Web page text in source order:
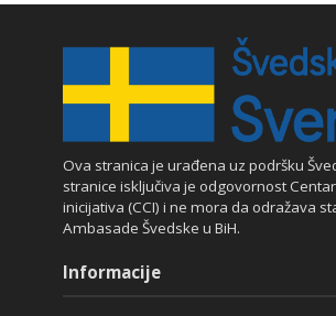
Ova stranica je urađena uz podršku
stranice isključiva je odgovornost
inicijativa (CCI) i ne mora da odražava
Ambasade Švedske u BiH.
Informacije